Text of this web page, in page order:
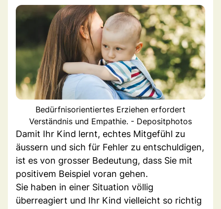
Bedürfnisorientiertes Erziehen erfordert
Verständnis und Empathie. - Depositphotos
Damit Ihr Kind lernt, echtes Mitgefühl zu
äussern und sich für Fehler zu entschuldigen,
ist es von grosser Bedeutung, dass Sie mit
positivem Beispiel voran gehen.
Sie haben in einer Situation völlig
überreagiert und Ihr Kind vielleicht so richtig